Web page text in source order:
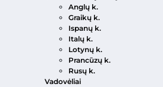
Anglų k.
Graikų k.
Ispanų k.
Italų k.
Lotynų k.
Prancūzų k.
Rusų k.
Vadovėliai